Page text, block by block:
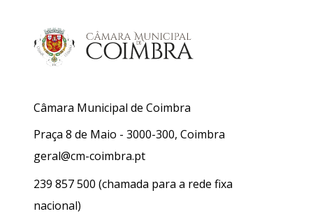
Câmara Municipal de Coimbra
Praça 8 de Maio - 3000-300, Coimbra
geral@cm-coimbra.pt
239 857 500 (chamada para a rede fixa
nacional)